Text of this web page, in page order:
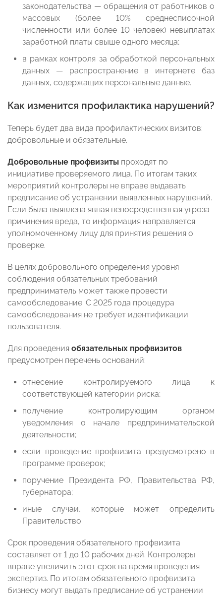
законодательства — обращения от работников о
массовых (более 10% среднесписочной
численности или более 10 человек) невыплатах
заработной платы свыше одного месяца;
в рамках контроля за обработкой персональных
данных — распространение в интернете баз
данных, содержащих персональные данные.
Как изменится профилактика нарушений?
Теперь будет два вида профилактических визитов:
добровольные и обязательные.
Добровольные профвизиты проходят по
инициативе проверяемого лица. По итогам таких
мероприятий контролеры не вправе выдавать
предписание об устранении выявленных нарушений.
Если была выявлена явная непосредственная угроза
причинения вреда, то информация направляется
уполномоченному лицу для принятия решения о
проверке.
В целях добровольного определения уровня
соблюдения обязательных требований
предприниматель может также провести
самообследование. С 2025 года процедура
самообследования не требует идентификации
пользователя.
Для проведения обязательных профвизитов
предусмотрен перечень оснований:
отнесение контролируемого лица к
соответствующей категории риска;
получение контролирующим органом
уведомления о начале предпринимательской
деятельности;
если проведение профвизита предусмотрено в
программе проверок;
поручение Президента РФ, Правительства РФ,
губернатора;
иные случаи, которые может определить
Правительство.
Срок проведения обязательного профвизита
составляет от 1 до 10 рабочих дней. Контролеры
вправе увеличить этот срок на время проведения
экспертиз. По итогам обязательного профвизита
бизнесу могут выдать предписание об устранении